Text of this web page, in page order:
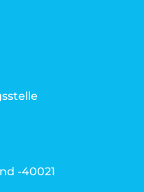
-40021